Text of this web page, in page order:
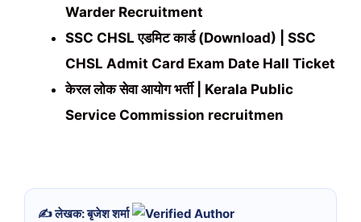
Warder Recruitment
SSC CHSL एडमिट कार्ड (Download) | SSC
CHSL Admit Card Exam Date Hall Ticket
केरल लोक सेवा आयोग भर्ती | Kerala Public
Service Commission recruitmen
✍️ लेखक: बृजेश शर्मा